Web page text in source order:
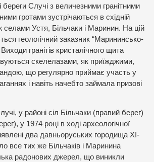
береги Случі з величезними гранітними
гротами зустрічаються в східній
селами Устя, Більчаки і Маринин. На цій
геологічний заказник “Марининсько-
Виходи гранітів кристалічного щита
скелелазами, як приїжджими,
що регулярно приймає участь у
і навіть начебто займала призові
у районі сіл Більчаки (правий берег)
у 1974 році в ході археологічної
два давньоруських городища ХІ-
все тих же Більчаків і Маринина
радонових джерел, що виникли